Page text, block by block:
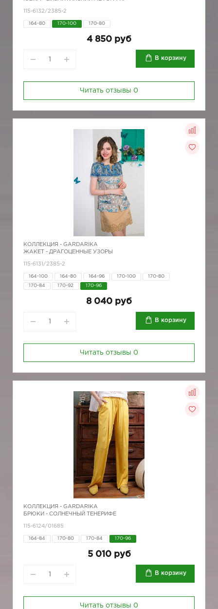
115-6132/2385-2
164-80 170-100 170-80
4 850 руб
В корзину
Читать отзывы 0
КОЛЛЕКЦИЯ - GARDARIKA
ЖАКЕТ - ДРАГОЦЕННЫЕ УЗОРЫ
115-6131/2385-2
164-100 164-80 164-96 170-100 170-80
170-84 170-92 170-96
8 040 руб
В корзину
Читать отзывы 0
КОЛЛЕКЦИЯ - GARDARIKA
БРЮКИ - СОЛНЕЧНЫЙ ТЕНЕРИФЕ
115-6124/01685
164-84 170-80 170-84 170-96
5 010 руб
В корзину
Читать отзывы 0